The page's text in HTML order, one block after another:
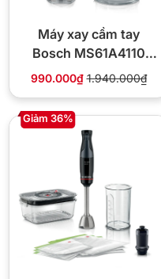
Máy xay cầm tay
Bosch MS61A4110
800W
990.000₫ 1.940.000₫
Giảm 36%